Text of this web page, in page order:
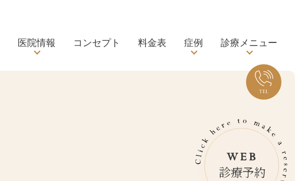
医院情報 コンセプト 料金表 症例 診療メニュー
TEL
WEB
診療予約